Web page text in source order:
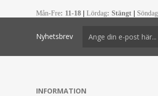
Mån-Fre: 11-18 Lördag: Stängt Söndag
Nyhetsbrev
INFORMATION